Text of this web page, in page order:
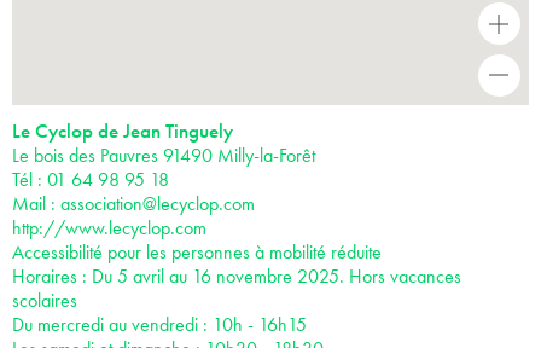
+
Le Cyclop de Jean Tinguely
Le bois des Pauvres 91490 Milly-la-Forêt
Tél : 01 64 98 95 18
Mail : association@lecyclop.com
http://www.lecyclop.com
Accessibilité pour les personnes à mobilité réduite
Horaires : Du 5 avril au 16 novembre 2025. Hors vacances
scolaires
Du mercredi au vendredi : 10h - 16h15